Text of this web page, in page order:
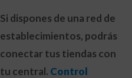
Si dispones de una red de
establecimientos, podrás
conectar tus tiendas con
tu central. Control